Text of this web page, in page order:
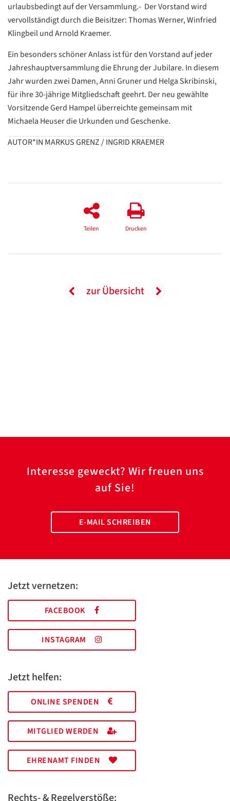
urlaubsbedingt auf der Versammlung.- Der Vorstand wird
vervollständigt durch die Beisitzer: Thomas Werner, Winfried
Klingbeil und Arnold Kraemer.
Ein besonders schöner Anlass ist für den Vorstand auf jeder
Jahreshauptversammlung die Ehrung der Jubilare. In diesem
Jahr wurden zwei Damen, Anni Gruner und Helga Skribinski,
für ihre 30-jährige Mitgliedschaft geehrt. Der neu gewählte
Vorsitzende Gerd Hampel überreichte gemeinsam mit
Michaela Heuser die Urkunden und Geschenke.
AUTOR*IN MARKUS GRENZ / INGRID KRAEMER
Teilen Drucken
zur Übersicht
Interesse geweckt? Wir freuen uns
auf Sie!
E-MAIL SCHREIBEN
Jetzt vernetzen:
FACEBOOK
INSTAGRAM
Jetzt helfen:
ONLINE SPENDEN
MITGLIED WERDEN
EHRENAMT FINDEN
Rechts- & Regelverstöße: